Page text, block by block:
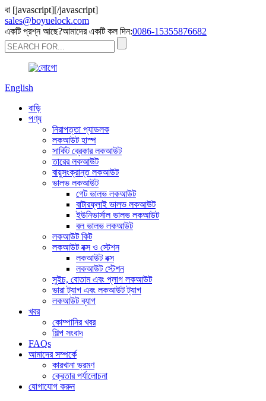
বা [javascript][/javascript]
sales@boyuelock.com
একটি প্রশ্ন আছে?আমাদের একটি কল দিন:0086-15355876682
English
বাড়ি
পণ্য
নিরাপত্তা প্যাডলক
লকআউট হাস্প
সার্কিট ব্রেকার লকআউট
তারের লকআউট
বায়ুসংক্রান্ত লকআউট
ভালভ লকআউট
গেট ভালভ লকআউট
বাটারফ্লাই ভালভ লকআউট
ইউনিভার্সাল ভালভ লকআউট
বল ভালভ লকআউট
লকআউট কিট
লকআউট বক্স ও স্টেশন
লকআউট বক্স
লকআউট স্টেশন
সুইচ, বোতাম এবং প্লাগ লকআউট
ভারা ট্যাগ এবং লকআউট ট্যাগ
লকআউট ব্যাগ
খবর
কোম্পানির খবর
শিল্প সংবাদ
FAQs
আমাদের সম্পর্কে
কারখানা ভ্রমণ
ক্রেতার পর্যালোচনা
যোগাযোগ করুন